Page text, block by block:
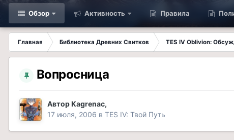
Обзор Активность Правила
Главная Библиотека Древних Свитков TES IV Oblivion:
Вопросница
АвторKagrenac,
17 июля, 2006 в TES IV: Твой Путь